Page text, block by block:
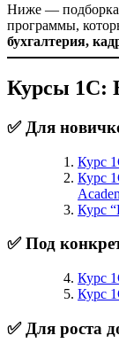
Ниже — подборка
программы,
бухгалтерия,
Курсы 1С:
✅ Для
Курс
Курс
Курс
✅ Под
Курс
Курс
✅ Для роста